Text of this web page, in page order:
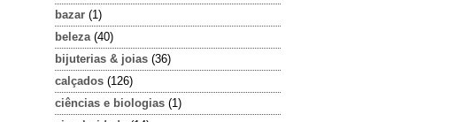
bazar (1)
beleza (40)
bijuterias & joias (36)
calçados (126)
ciências e biologias (1)